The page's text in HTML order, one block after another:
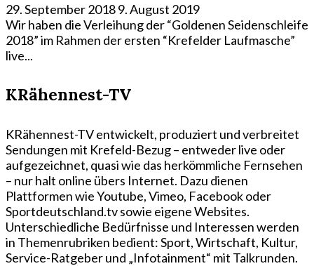
29. September 20189. August 2019
Wir haben die Verleihung der “Goldenen Seidenschleife
2018” im Rahmen der ersten “Krefelder Laufmasche”
live...
KRähennest-TV
KRähennest-TV entwickelt, produziert und verbreitet
Sendungen mit Krefeld-Bezug – entweder live oder
aufgezeichnet, quasi wie das herkömmliche Fernsehen
– nur halt online übers Internet. Dazu dienen
Plattformen wie Youtube, Vimeo, Facebook oder
Sportdeutschland.tv sowie eigene Websites.
Unterschiedliche Bedürfnisse und Interessen werden
in Themenrubriken bedient: Sport, Wirtschaft, Kultur,
Service-Ratgeber und „Infotainment“ mit Talkrunden.